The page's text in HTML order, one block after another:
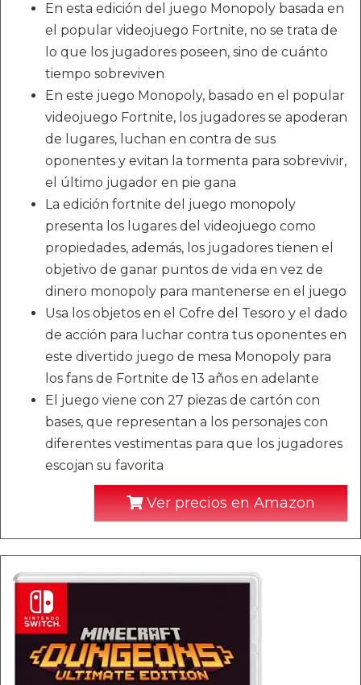
En esta edición del juego Monopoly basada en
el popular videojuego Fortnite, no se trata de
lo que los jugadores poseen, sino de cuánto
tiempo sobreviven
En este juego Monopoly, basado en el popular
videojuego Fortnite, los jugadores se apoderan
de lugares, luchan en contra de sus
oponentes y evitan la tormenta para sobrevivir,
el último jugador en pie gana
La edición fortnite del juego monopoly
presenta los lugares del videojuego como
propiedades, además, los jugadores tienen el
objetivo de ganar puntos de vida en vez de
dinero monopoly para mantenerse en el juego
Usa los objetos en el Cofre del Tesoro y el dado
de acción para luchar contra tus oponentes en
este divertido juego de mesa Monopoly para
los fans de Fortnite de 13 años en adelante
El juego viene con 27 piezas de cartón con
bases, que representan a los personajes con
diferentes vestimentas para que los jugadores
escojan su favorita
Ver precios en Amazon